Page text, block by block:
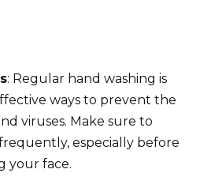
: Regular hand washing is
ways to prevent the
viruses. Make sure to
especially before
your face.